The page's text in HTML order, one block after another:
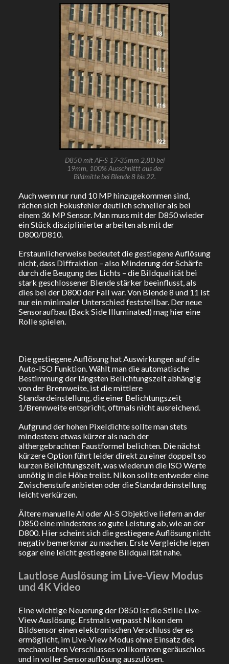
D850 mit AF-S 17-35mm 2,8D bei
19mm, 100% Ausschnittt aus der
Bildmitte bei Blende 8 bis 22.
Auch wenn nur rund 10 MP hinzugekommen sind,
rächen sich Fokusfehler deutlich schneller als bei
einem 36 MP Sensor. Man muss mit der D850 wieder
ein Stück disziplinierter arbeiten als mit der
D800/D810.
Erstaunlicherweise bedeutet die gestiegene Auflösung
nicht, dass Diffraktion – also Minderung der Schärfe
durch die Beugung des Lichts – die Bildqualität bei
stark geschlossener Blende stärker beeinflusst, als
dies bei der D800 der Fall war. Von Blende 8 und 11 ist
nur ein minimaler Unterschied feststellbar. Der neue
Sensoraufbau (Back Side Illuminated) mag hier eine
Rolle spielen.
Die gestiegene Auflösung hat Auswirkungen auf die
Auto-ISO Funktion. Wählt man die automatische
Bestimmung der längsten Belichtungszeit abhängig
von der Brennweite, ist die mittlere
Standardeinstellung, die einer Belichtungszeit
1/Brennweite entspricht, oftmals nicht ausreichend.
Aufgrund der hohen Pixeldichte sollte man stets
mindestens etwas kürzer als nach der
althergebrachten Faustformel belichten. Die nächst
kürzere Option führt leider direkt zu einer doppelt so
kurzen Belichtungszeit, was wiederum die ISO Werte
unnötig in die Höhe treibt. Nikon sollte entweder eine
Zwischenstufe anbieten oder die Standardeinstellung
leicht verkürzen.
Ältere manuelle AI oder AI-S Objektive liefern an der
D850 eine mindestens so gute Leistung ab, wie an der
D800. Hier scheint sich die gestiegene Auflösung nicht
negativ bemerkmar zu machen. Erste Vergleiche legen
sogar eine leicht gestiegene Bildqualität nahe.
Lautlose Auslösung im Live-View Modus
und 4K Video
Eine wichtige Neuerung der D850 ist die Stille Live-
View Auslösung. Erstmals verpasst Nikon dem
Bildsensor einen elektronischen Verschluss der es
ermöglicht, im Live-View Modus ohne Einsatz des
mechanischen Verschlusses vollkommen geräuschlos
und in voller Sensorauflösung auszulösen.